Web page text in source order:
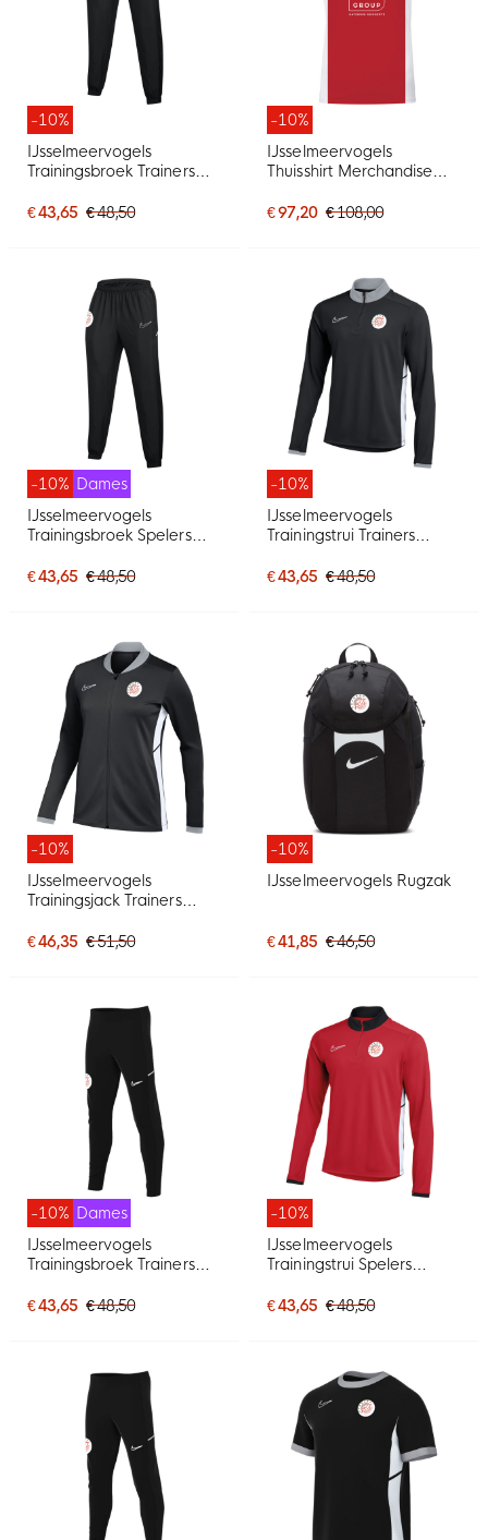
-10%
IJsselmeervogels
Trainingsbroek Trainers
€ 43,65 € 48,50
-10%
IJsselmeervogels
Thuisshirt Merchandise
€ 97,20 € 108,00
-10% Dames
IJsselmeervogels
Trainingsbroek Spelers
€ 43,65 € 48,50
-10%
IJsselmeervogels
Trainingstrui Trainers
€ 43,65 € 48,50
-10%
IJsselmeervogels
Trainingsjack Trainers
€ 46,35 € 51,50
-10%
IJsselmeervogels Rugzak
€ 41,85 € 46,50
-10% Dames
IJsselmeervogels
Trainingsbroek Trainers
€ 43,65 € 48,50
-10%
IJsselmeervogels
Trainingstrui Spelers
€ 43,65 € 48,50